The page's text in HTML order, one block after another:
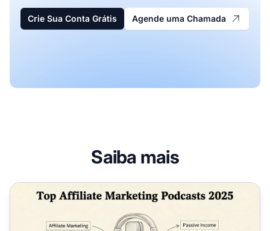
Crie Sua Conta Grátis Agende uma Chamada
Saiba mais
Melhores Podcasts de Marketing de Afiliados 2025 -